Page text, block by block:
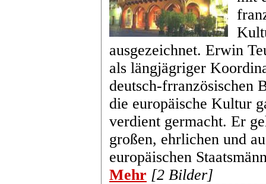
ausgezeichnet. Erwin
als längjägriger
deutsch-frranzösischen
die europäische Kultur
verdient germacht. Er
großen, ehrlichen und
europäischen
Mehr [2 Bilder]